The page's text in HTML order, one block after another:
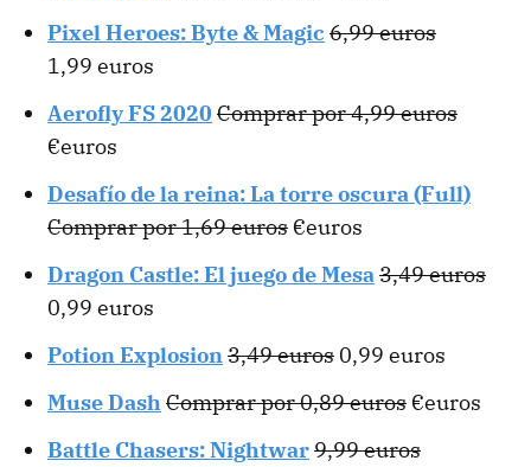
Pixel Heroes: Byte & Magic 6,99 euros
1,99 euros
Aerofly FS 2020Comprar por 4,99 euros
€euros
Desafío de la reina: La torre oscura (Full)
Comprar por 1,69 euros €euros
Dragon Castle: El juego de Mesa3,49 euros
0,99 euros
Potion Explosion3,49 euros 0,99 euros
Muse DashComprar por 0,89 euros €euros
Battle Chasers: Nightwar9,99 euros